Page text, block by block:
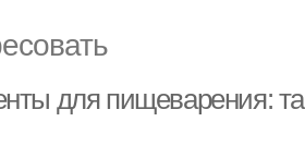
для пищеварения: